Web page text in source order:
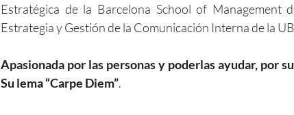
Estratégica de la Barcelona School of Management
Estrategia y Gestión de la Comunicación Interna de la
Apasionada por las personas y poderlas ayudar, por
Su lema “Carpe Diem”.